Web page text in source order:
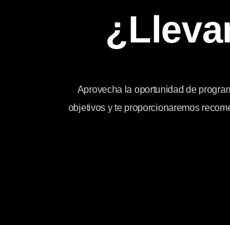
Aprovecha la oportunidad de
objetivos y te proporcionaremos